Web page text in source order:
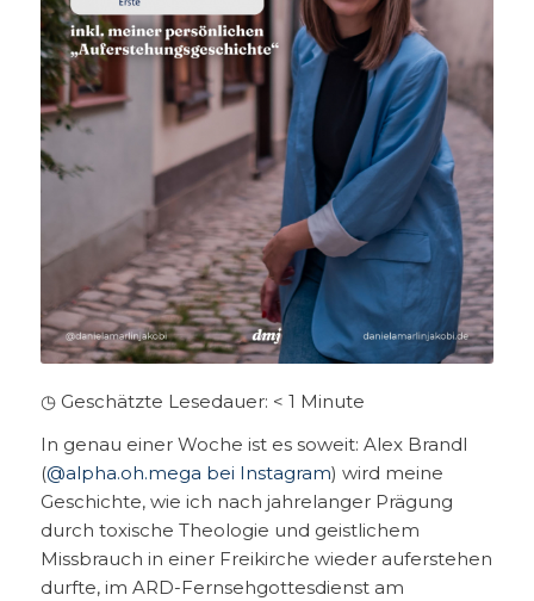
◷ Geschätzte Lesedauer: < 1 Minute
In genau einer Woche ist es soweit: Alex Brandl
(@alpha.oh.mega bei Instagram) wird meine
Geschichte, wie ich nach jahrelanger Prägung
durch toxische Theologie und geistlichem
Missbrauch in einer Freikirche wieder auferstehen
durfte, im ARD-Fernsehgottesdienst am